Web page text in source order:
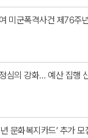
미군폭격사건 제76주
심의 강화… 예산 집행
문화복지카드’ 추가